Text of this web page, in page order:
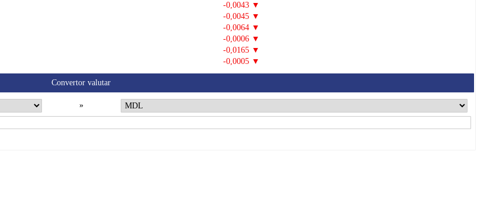
-0,0043 ▼
-0,0045 ▼
-0,0064 ▼
-0,0006 ▼
-0,0165 ▼
-0,0005 ▼
Convertor valutar
»